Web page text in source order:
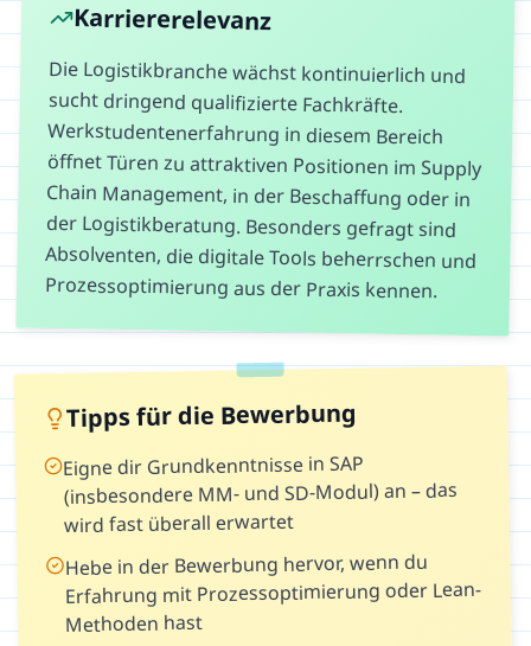
Karriererelevanz
Die Logistikbranche wächst kontinuierlich und
sucht dringend qualifizierte Fachkräfte.
Werkstudentenerfahrung in diesem Bereich
öffnet Türen zu attraktiven Positionen im Supply
Chain Management, in der Beschaffung oder in
der Logistikberatung. Besonders gefragt sind
Absolventen, die digitale Tools beherrschen und
Prozessoptimierung aus der Praxis kennen.
Tipps für die Bewerbung
Eigne dir Grundkenntnisse in SAP
(insbesondere MM- und SD-Modul) an – das
wird fast überall erwartet
Hebe in der Bewerbung hervor, wenn du
Erfahrung mit Prozessoptimierung oder Lean-
Methoden hast